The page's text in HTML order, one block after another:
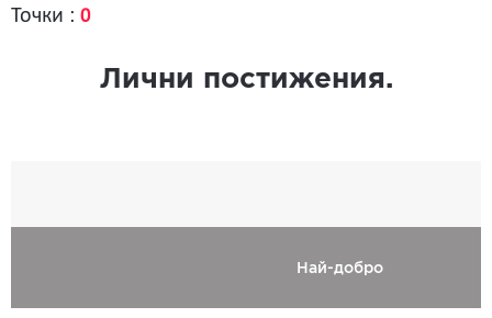
Точки : 0
Лични постижения.
Най-добро